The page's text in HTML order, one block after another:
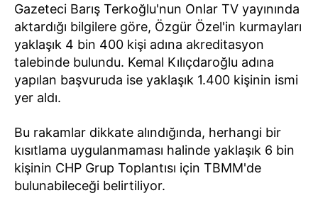
Gazeteci Barış Terkoğlu'nun Onlar TV yayınında
aktardığı bilgilere göre, Özgür Özel'in kurmayları
yaklaşık 4 bin 400 kişi adına akreditasyon
talebinde bulundu. Kemal Kılıçdaroğlu adına
yapılan başvuruda ise yaklaşık 1.400 kişinin ismi
yer aldı.
Bu rakamlar dikkate alındığında, herhangi bir
kısıtlama uygulanmaması halinde yaklaşık 6 bin
kişinin CHP Grup Toplantısı için TBMM'de
bulunabileceği belirtiliyor.